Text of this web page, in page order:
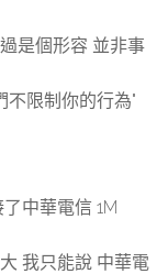
是個形容 並非事
不限制你的行為"
中華電信 1M
我只能說 中華電